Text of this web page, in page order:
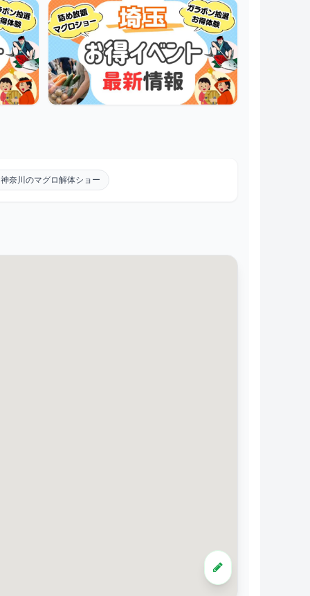
神奈川のマグロ解体ショー